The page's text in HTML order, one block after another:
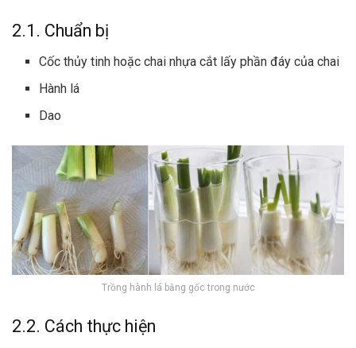
2.1. Chuẩn bị
Cốc thủy tinh hoặc chai nhựa cắt lấy phần đáy của chai
Hành lá
Dao
Trồng hành lá bằng gốc trong nước
2.2. Cách thực hiện